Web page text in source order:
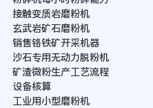
接触变质岩磨粉机
玄武岩矿石磨粉机
销售铬铁矿开采机器
沙石专用无动力脱粉机
矿渣微粉生产工艺流程
设备核算
工业用小型磨粉机